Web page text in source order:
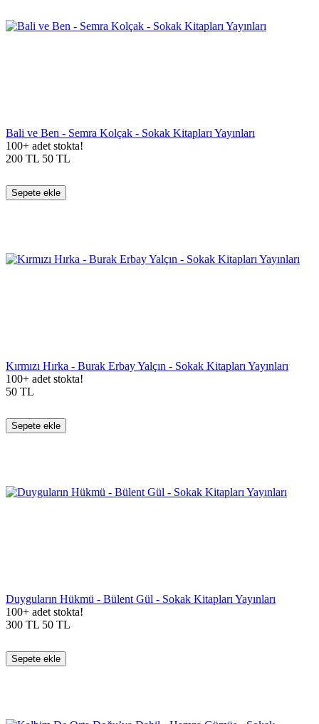
Bali ve Ben - Semra Kolçak - Sokak Kitapları Yayınları
100+ adet stokta!
200 TL 50 TL
Sepete ekle
Kırmızı Hırka - Burak Erbay Yalçın - Sokak Kitapları Yayınları
100+ adet stokta!
50 TL
Sepete ekle
Duyguların Hükmü - Bülent Gül - Sokak Kitapları Yayınları
100+ adet stokta!
300 TL 50 TL
Sepete ekle